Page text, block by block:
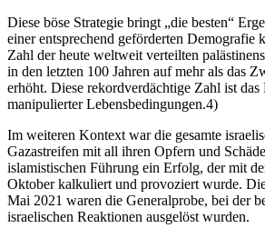
Diese böse Strategie bringt „die besten“
einer entsprechend geförderten
Zahl der heute weltweit verteilten
in den letzten 100 Jahren auf mehr als das
erhöht. Diese rekordverdächtige Zahl ist das
manipulierter Lebensbedingungen.4)
Im weiteren Kontext war die gesamte
Gazastreifen mit all ihren Opfern und
islamistischen Führung ein Erfolg, der mit
Oktober kalkuliert und provoziert wurde.
Mai 2021 waren die Generalprobe, bei der
israelischen Reaktionen ausgelöst wurden.